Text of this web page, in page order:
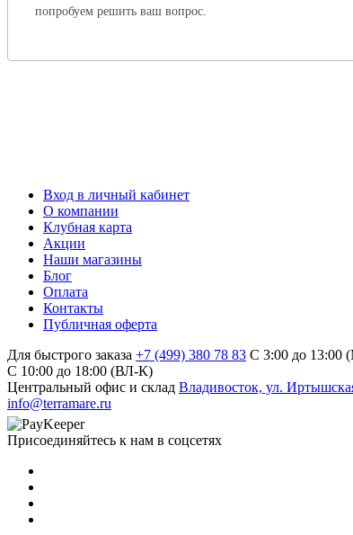
попробуем решить ваш вопрос.
Вход в личный кабинет
О компании
Клубная карта
Акции
Наши магазины
Блог
Оплата
Контакты
Публичная оферта
Для быстрого заказа +7 (499) 380 78 83 С 3:00 до 13:00
C 10:00 до 18:00 (ВЛ-К)
Центральный офис и склад Владивосток, ул.
info@terramare.ru
Присоединяйтесь к нам в соцсетях